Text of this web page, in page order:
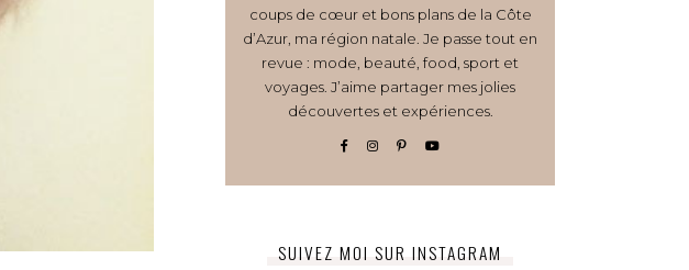
coups de cœur et bons plans de la Côte
d’Azur, ma région natale. Je passe tout en
revue : mode, beauté, food, sport et
voyages. J’aime partager mes jolies
découvertes et expériences.
SUIVEZ MOI SUR INSTAGRAM